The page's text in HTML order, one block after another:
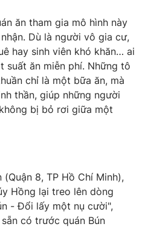
VTV8
English
hình Việt Nam
báo điện tử số 483/GP-BTTTT
ăn tham gia mô hình này
Dù là người vô gia cư,
hay sinh viên khó khăn… ai
suất ăn miễn phí. Những tô
chỉ là một bữa ăn, mà
thần, giúp những người
bị bỏ rơi giữa một
8, TP Hồ Chí Minh),
Hồng lại treo lên dòng
- Đổi lấy một nụ cười",
có trước quán Bún